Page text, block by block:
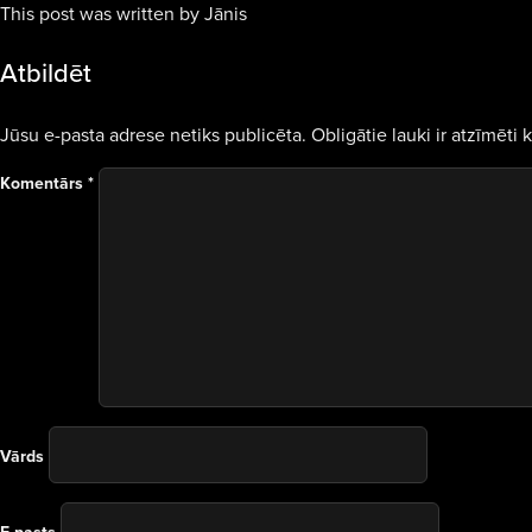
This post was written by Jānis
Atbildēt
Jūsu e-pasta adrese netiks publicēta. Obligātie lauki ir atzīmēti
Komentārs *
Vārds